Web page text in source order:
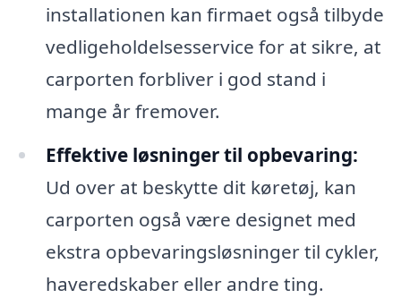
installationen kan firmaet også tilbyde
vedligeholdelsesservice for at sikre, at
carporten forbliver i god stand i
mange år fremover.
Effektive løsninger til opbevaring:
Ud over at beskytte dit køretøj, kan
carporten også være designet med
ekstra opbevaringsløsninger til cykler,
haveredskaber eller andre ting.